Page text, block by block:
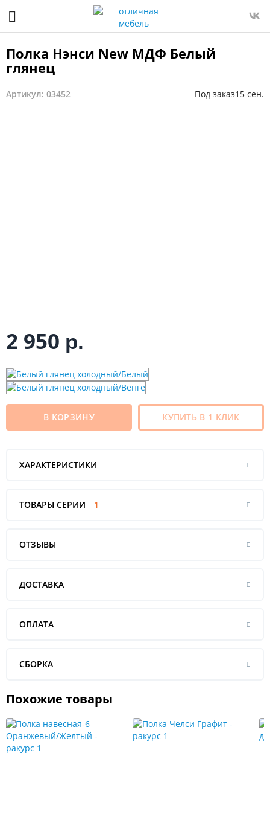
Полка Нэнси New МДФ Белый
глянец
Артикул: 03452 Под заказ15 сен.
2 950 р.
В КОРЗИНУ КУПИТЬ В 1 КЛИК
ХАРАКТЕРИСТИКИ
ТОВАРЫ СЕРИИ 1
ОТЗЫВЫ
ДОСТАВКА
ОПЛАТА
СБОРКА
Похожие товары